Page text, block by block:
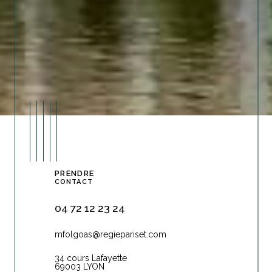
PRENDRE
CONTACT
04 72 12 23 24
mfolgoas@regiepariset.com
34 cours Lafayette
69003 LYON